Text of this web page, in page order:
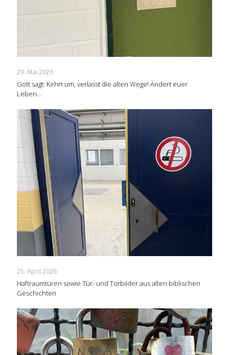
29. Mai 2026
Gott sagt: Kehrt um, verlasst die alten Wege! Ändert euer
Leben…
25. April 2026
Haftraumtüren sowie Tür- und Torbilder aus alten biblischen
Geschichten